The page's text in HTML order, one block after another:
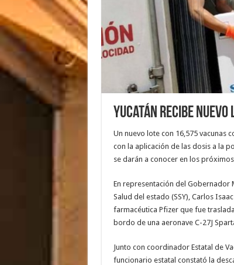
Yucatán recibe nuevo
Un nuevo lote con 16,575 vacunas
con la aplicación de las dosis a la
se darán a conocer en los
En representación del Gobernador
Salud del estado (SSY), Carlos
farmacéutica Pfizer que fue
bordo de una aeronave C-27J
Junto con coordinador Estatal de
funcionario estatal constató la